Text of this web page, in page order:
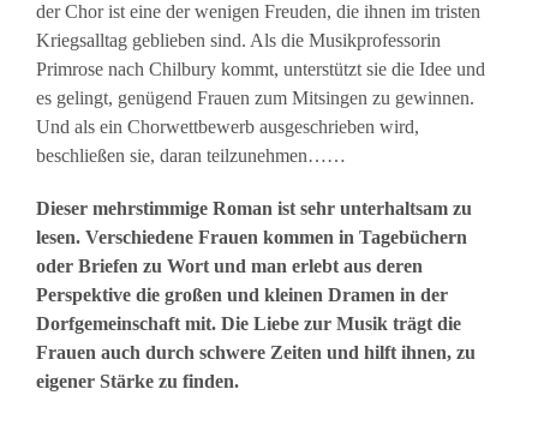
der Chor ist eine der wenigen Freuden, die ihnen im tristen
Kriegsalltag geblieben sind. Als die Musikprofessorin
Primrose nach Chilbury kommt, unterstützt sie die Idee und
es gelingt, genügend Frauen zum Mitsingen zu gewinnen.
Und als ein Chorwettbewerb ausgeschrieben wird,
beschließen sie, daran teilzunehmen……
Dieser mehrstimmige Roman ist sehr unterhaltsam zu
lesen. Verschiedene Frauen kommen in Tagebüchern
oder Briefen zu Wort und man erlebt aus deren
Perspektive die großen und kleinen Dramen in der
Dorfgemeinschaft mit. Die Liebe zur Musik trägt die
Frauen auch durch schwere Zeiten und hilft ihnen, zu
eigener Stärke zu finden.